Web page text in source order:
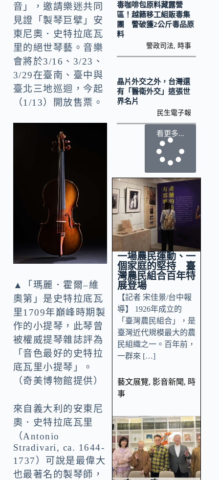
音」，邀請樂迷共同
見證「製琴巨擘」安
東尼奧．史特拉底瓦
里的絕世琴藝。音樂
會將於3/16、3/23、
3/29在臺南、臺中與
臺北三地巡迴，今起
（1/13）開放售票。
▲「瑪麗．霍爾–維
奧第」是史特拉底瓦
里1709年巔峰時期製
作的小提琴，此琴曾
被權威提琴雜誌評為
「音色最好的史特拉
底瓦里小提琴」。
（奇美博物館提供）
來自義大利的安東尼
奧．史特拉底瓦里
（Antonio
Stradivari, ca. 1644-
1737）可說是最偉大
也最著名的製琴師，
毒咖啡包原料藏露營
區！越籍移工組販毒集
團 警破獲2公斤毒品原
料
警政司法 時事
晶片外交之外，台灣還
有「醫衛外交」這張世
界名片
民生電子報
看更多...
一場農民運動、一
個家庭的堅持 臺
灣農民組合百年特
展登場
【記者 宋佳景/台中報
導】 1926年成立的
「臺灣農民組合」，是
臺灣近代規模最大的農
民組織之一。百年前，
一群來 […]
藝文展覽, 影音新聞, 時
事